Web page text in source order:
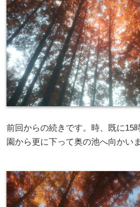
前回からの続きです。時、既に15
園から更に下って奥の池へ向かいま